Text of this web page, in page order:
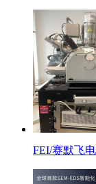
FEI/赛默飞